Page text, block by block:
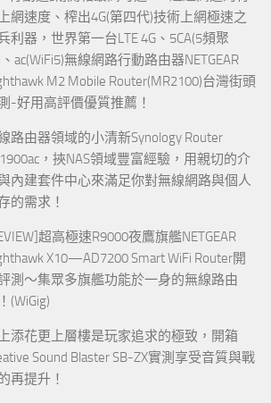
網速度、榨出4G(第四代)技術上網極速之
利器，世界第一台LTE 4G、5CA(5頻聚
ac(WiFi5)無線網路行動路由器NETGEAR
M2 Mobile Router(MR2100)台灣街頭
-好用高評價優質推薦！
路由器領域的小清新Synology Router
，挾NAS領域豐富經驗，用親切的介
內建套件中心來滿足你對無線網路與個人
的需求！
超高極速R9000夜鷹旗艦NETGEAR
X10—AD7200 Smart WiFi Router開
測～集眾多旗艦功能於一身的無線路由
(WiGig)
添花更上層樓是玩家追求的極致，開箱
Sound Blaster SB-ZX實測享受音質與戰
再提升！